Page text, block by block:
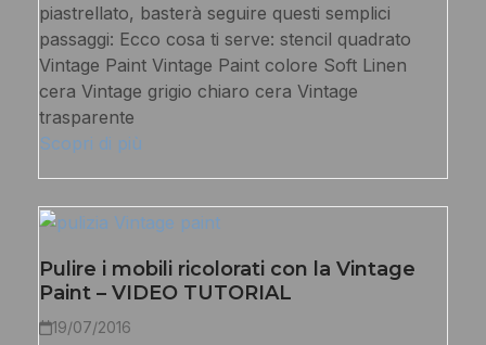
piastrellato, basterà seguire questi semplici
passaggi: Ecco cosa ti serve: stencil quadrato
Vintage Paint Vintage Paint colore Soft Linen
cera Vintage grigio chiaro cera Vintage
trasparente
Scopri di più
Pulire i mobili ricolorati con la Vintage
Paint – VIDEO TUTORIAL
19/07/2016